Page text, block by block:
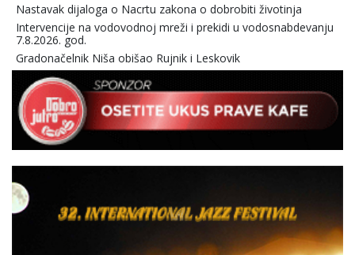
Nastavak dijaloga o Nacrtu zakona o dobrobiti životinja
Intervencije na vodovodnoj mreži i prekidi u vodosnabdevanju
7.8.2026. god.
Gradonačelnik Niša obišao Rujnik i Leskovik